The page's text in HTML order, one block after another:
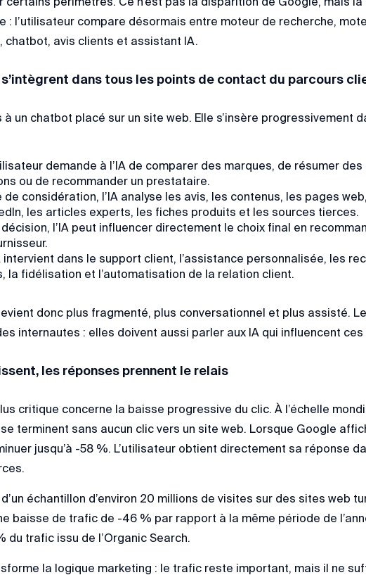
: l’utilisateur compare désormais entre moteur de recherche,
chatbot, avis clients et assistant IA.
dans tous les points de contact du parcours
à un chatbot placé sur un site web. Elle s’insère progressivement
demande à l’IA de comparer des marques, de résumer
ou de recommander un prestataire.
de considération, l’IA analyse les avis, les contenus, les pages
les articles experts, les fiches produits et les sources tierces.
l’IA peut influencer directement le choix final en
intervient dans le support client, l’assistance personnalisée, les
la fidélisation et l’automatisation de la relation client.
donc plus fragmenté, plus conversationnel et plus assisté.
internautes : elles doivent aussi parler aux IA qui influencent
les réponses prennent le relais
critique concerne la baisse progressive du clic. À l’échelle
terminent sans aucun clic vers un site web. Lorsque Google
jusqu’à -58 %. L’utilisateur obtient directement sa réponse
d’un échantillon d’environ 20 millions de visites sur des sites web
baisse de trafic de -46 % par rapport à la même période de
du trafic issu de l’Organic Search.
la logique marketing : le trafic reste important, mais il ne